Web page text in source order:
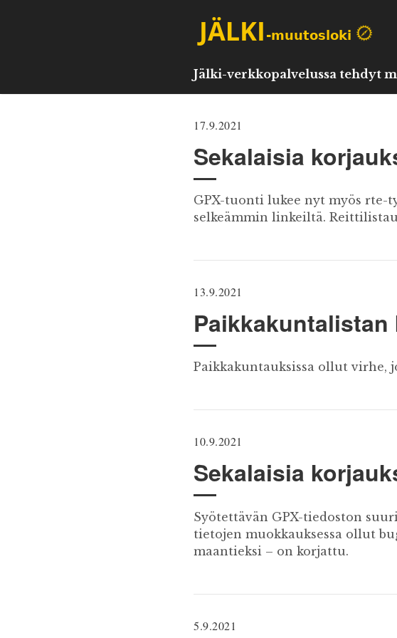
Jälki-verkkopalvelussa tehdyt
17.9.2021
Sekalaisia
GPX-tuonti lukee nyt myös rte-
selkeämmin linkeiltä.
13.9.2021
Paikkakuntalistan
Paikkakuntauksissa ollut virhe,
10.9.2021
Sekalaisia
Syötettävän GPX-tiedoston
tietojen muokkauksessa ollut
maantieksi – on korjattu.
5.9.2021